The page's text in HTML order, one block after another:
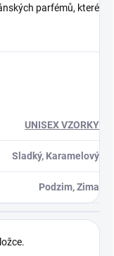
parfémů, které
UNISEX VZORKY
Sladký, Karamelový
Podzim, Zima